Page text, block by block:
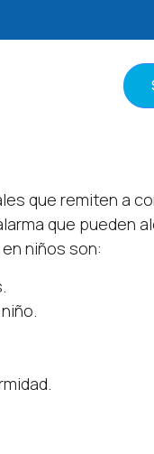
que remiten a
que pueden
niños son: